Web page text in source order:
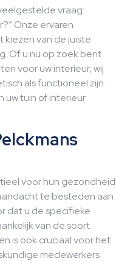
vraag:
Onze ervaren
kiezen van de juiste
Of u nu op zoek bent
voor uw interieur, wij
als functioneel zijn.
uw tuin of interieur
voor hun gezondheid
te besteden aan
dat u de specifieke
van de soort.
is ook cruciaal voor het
medewerkers